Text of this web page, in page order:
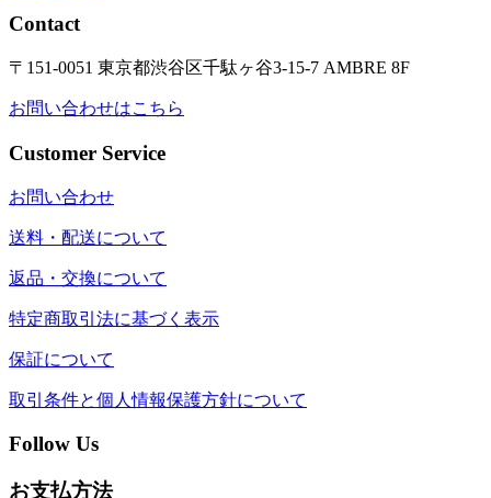
Contact
〒151-0051 東京都渋谷区千駄ヶ谷3-15-7 AMBRE 8F
お問い合わせはこちら
Customer Service
お問い合わせ
送料・配送について
返品・交換について
特定商取引法に基づく表示
保証について
取引条件と個人情報保護方針について
Follow Us
お支払方法